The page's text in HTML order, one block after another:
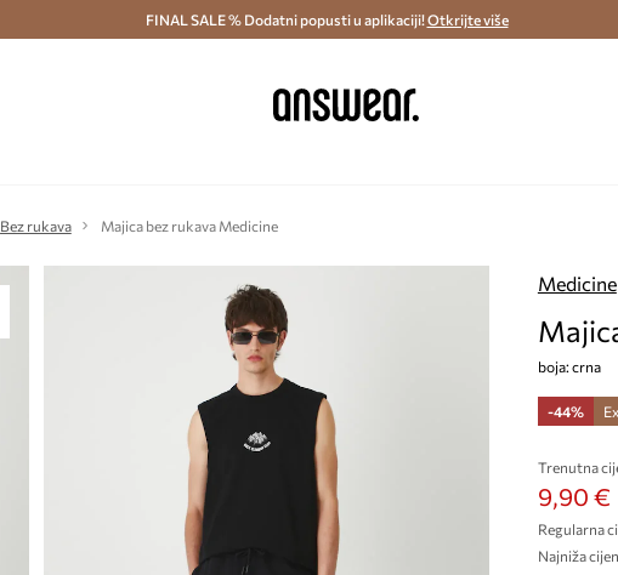
Besplatna dostava i povrat (od 70€) > Dostava u roku 48 sati >
FINAL SALE % Dodatni popusti u aplikaciji!Otkrijte više
Bez rukava Majica bez rukava Medicine
Medicine
boja: crna
-44%
Trenutna
9,90 €
Regularna
Najniža